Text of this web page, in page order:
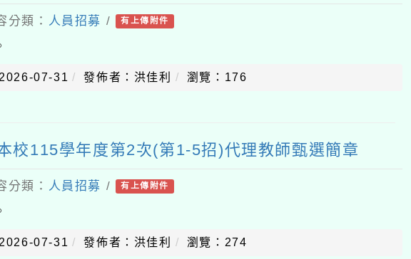
分類： 人員招募 / 有上傳附件
07-31 發佈者：洪佳利 瀏覽：176
校115學年度第2次(第1-5招)代理教師甄選簡章
分類： 人員招募 / 有上傳附件
07-31 發佈者：洪佳利 瀏覽：274